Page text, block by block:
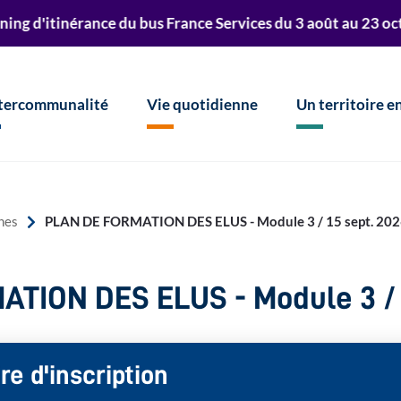
du bus France Services du 3 août au 23 octobre
Vie quotidienne Un territoire
PLAN DE FORMATION DES ELUS - Module 3 / 15 sept.
DES ELUS - Module 3
d'inscription